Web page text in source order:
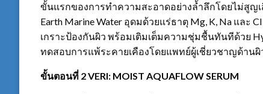
ขั้นแรกของการทำความสะอาดอย่างล้ำลึกโดยไม่สูญ
Earth Marine Water อุดมด้วยแร่ธาตุ Mg, K, Na และ
เกราะป้องกันผิว พร้อมเติมเต็มความชุ่มชื้นทันทีด้วย
ทดสอบการแพ้ระคายเคืองโดยแพทย์ผู้เชี่ยวชาญด้านผิ
ขั้นตอนที่ 2 VERI: MOIST AQUAFLOW SERUM